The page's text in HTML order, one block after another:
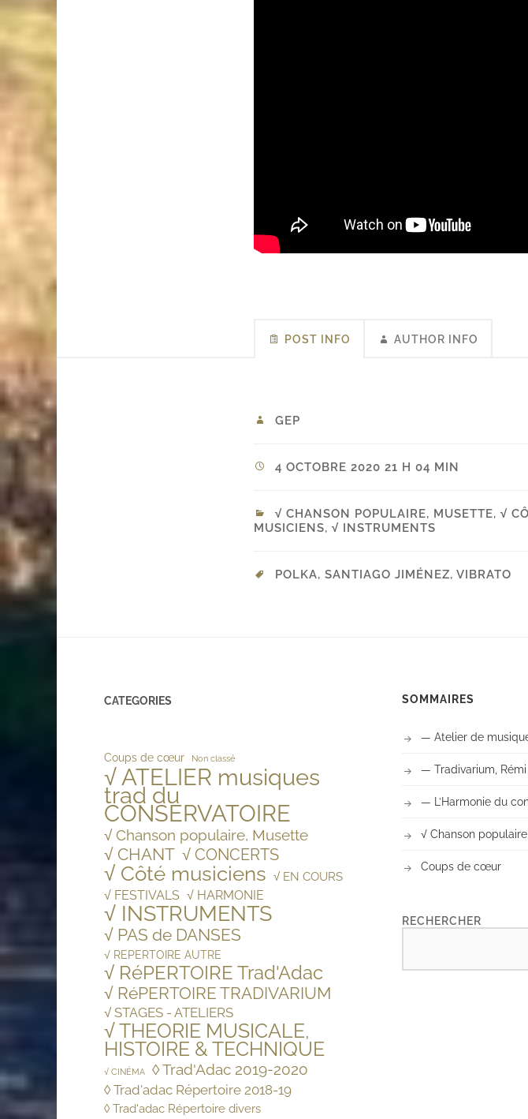
POST INFO AUTHOR INFO
GEP
4 OCTOBRE 2020 21 H 04 MIN
√ CHANSON POPULAIRE, MUSETTE, √
MUSICIENS, √ INSTRUMENTS
POLKA, SANTIAGO JIMÉNEZ, VIBRATO
CATEGORIES
Coups de cœur Non classé
√ ATELIER musiques
trad du
CONSERVATOIRE
√ Chanson populaire, Musette
√ CHANT √ CONCERTS
√ Côté musiciens √ EN COURS
√ FESTIVALS √ HARMONIE
√ INSTRUMENTS
√ PAS de DANSES
√ REPERTOIRE AUTRE
√ RéPERTOIRE Trad'Adac
√ RéPERTOIRE TRADIVARIUM
√ STAGES - ATELIERS
√ THEORIE MUSICALE,
HISTOIRE & TECHNIQUE
√ CINÉMA ◊ Trad'Adac 2019-2020
◊ Trad'adac Répertoire 2018-19
◊ Trad'adac Répertoire divers
SOMMAIRES
— Atelier de
— Tradivarium,
— L’Harmonie du
√ Chanson
Coups de cœur
RECHERCHER